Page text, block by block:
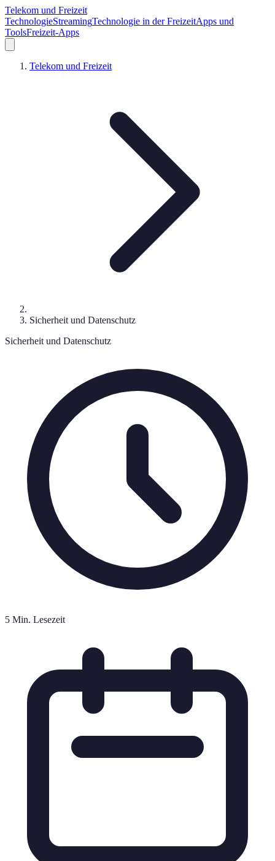
Telekom und Freizeit
TechnologieStreamingTechnologie in der FreizeitApps und
ToolsFreizeit-Apps
Telekom und Freizeit
Sicherheit und Datenschutz
Sicherheit und Datenschutz
5 Min. Lesezeit